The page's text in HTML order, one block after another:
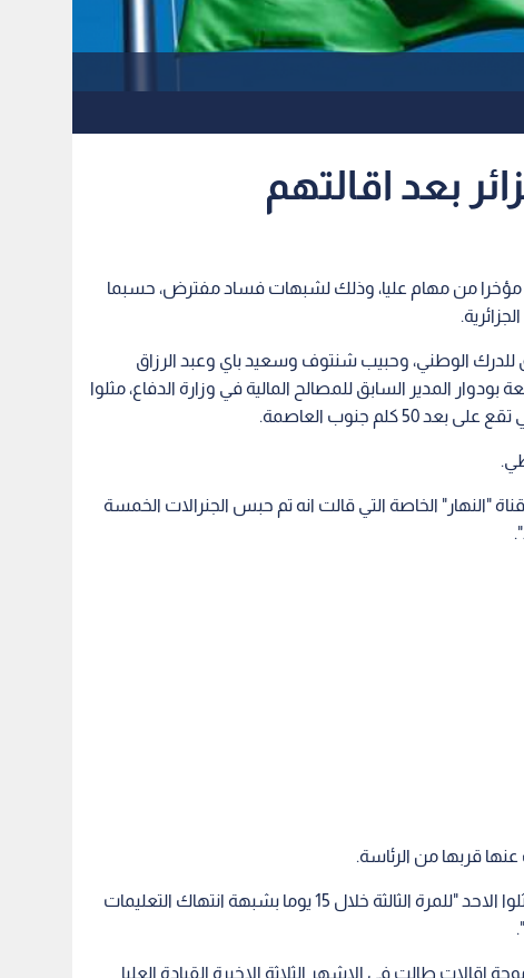
بعد اقالتهم
مؤخرا من مهام عليا، وذلك لشبهات فساد مفترض، حسبما
للدرك الوطني، وحبيب شنتوف وسعيد باي وعبد الرزاق
المدير السابق للمصالح المالية في وزارة الدفاع، مثلوا
كلم جنوب العاصمة.
"النهار" الخاصة التي قالت انه تم حبس الجنرالات الخمسة
عنها قربها من الرئاسة.
وأضاف مصدر امني آخر لفرانس برس ان الجنرالات مثلوا الاحد "للمرة الثالثة خلال 15 يوما بشبهة انتهاك التعليمات
اقالات طالت في الاشهر الثلاثة الاخيرة القيادة العليا